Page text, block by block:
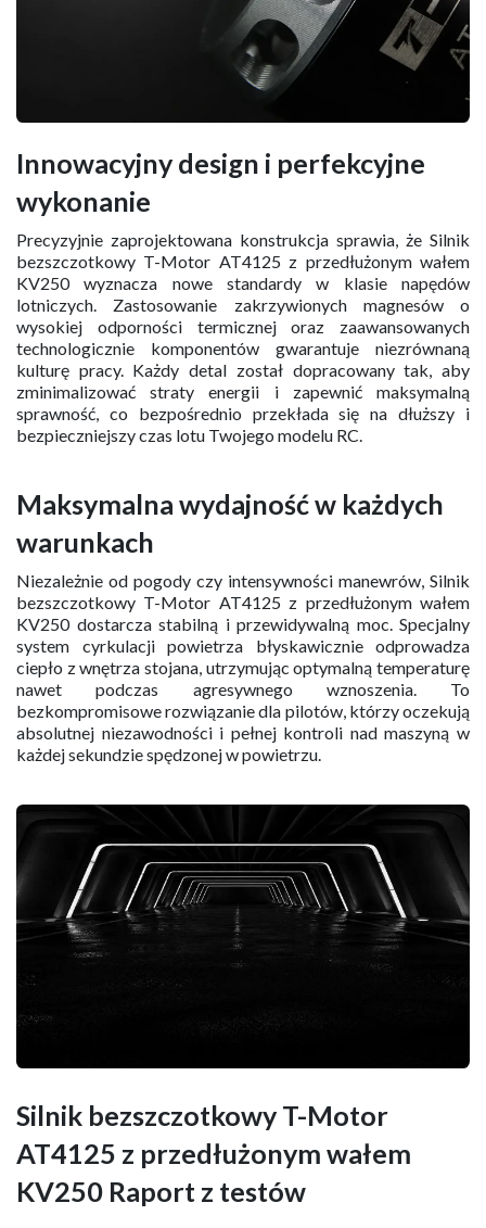
Innowacyjny design i perfekcyjne
wykonanie
Precyzyjnie zaprojektowana konstrukcja sprawia, że Silnik
bezszczotkowy T-Motor AT4125 z przedłużonym wałem
KV250 wyznacza nowe standardy w klasie napędów
lotniczych. Zastosowanie zakrzywionych magnesów o
wysokiej odporności termicznej oraz zaawansowanych
technologicznie komponentów gwarantuje niezrównaną
kulturę pracy. Każdy detal został dopracowany tak, aby
zminimalizować straty energii i zapewnić maksymalną
sprawność, co bezpośrednio przekłada się na dłuższy i
bezpieczniejszy czas lotu Twojego modelu RC.
Maksymalna wydajność w każdych
warunkach
Niezależnie od pogody czy intensywności manewrów, Silnik
bezszczotkowy T-Motor AT4125 z przedłużonym wałem
KV250 dostarcza stabilną i przewidywalną moc. Specjalny
system cyrkulacji powietrza błyskawicznie odprowadza
ciepło z wnętrza stojana, utrzymując optymalną temperaturę
nawet podczas agresywnego wznoszenia. To
bezkompromisowe rozwiązanie dla pilotów, którzy oczekują
absolutnej niezawodności i pełnej kontroli nad maszyną w
każdej sekundzie spędzonej w powietrzu.
Silnik bezszczotkowy T-Motor
AT4125 z przedłużonym wałem
KV250 Raport z testów